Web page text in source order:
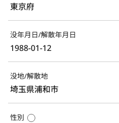
東京府
没年月日/解散年月日
1988-01-12
没地/解散地
埼玉県浦和市
性別